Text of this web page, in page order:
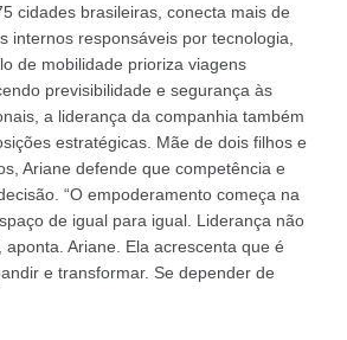
cidades brasileiras, conecta mais de
responsáveis por tecnologia,
de mobilidade prioriza viagens
previsibilidade e segurança às
a liderança da companhia também
estratégicas. Mãe de dois filhos e
Ariane defende que competência e
“O empoderamento começa na
de igual para igual. Liderança não
Ariane. Ela acrescenta que é
e transformar. Se depender de